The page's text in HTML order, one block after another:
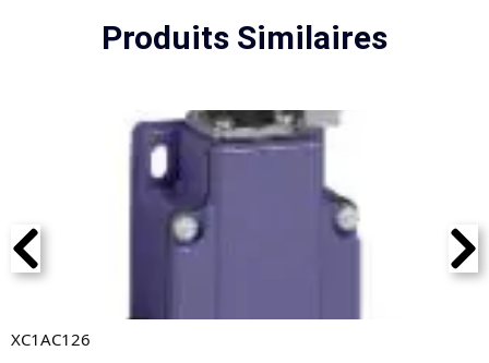
Produits Similaires
XC1AC126